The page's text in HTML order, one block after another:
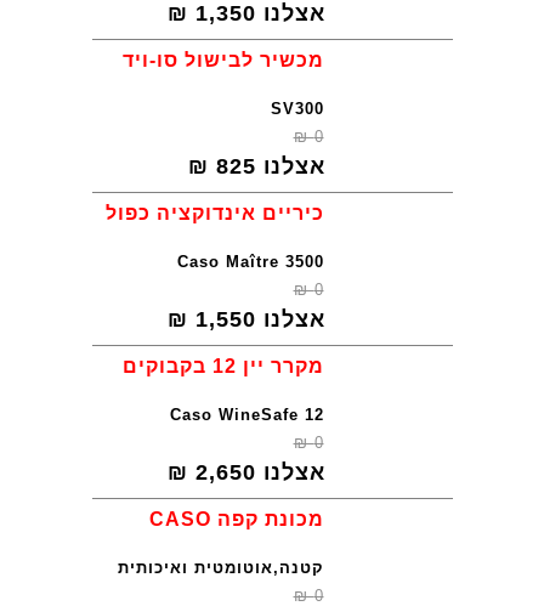
אצלנו 1,350
₪
מכשיר לבישול סו-ויד
SV300
0
₪
אצלנו 825
₪
כיריים אינדוקציה כפול
Caso Maître 3500
0
₪
אצלנו 1,550
₪
מקרר יין 12 בקבוקים
Caso WineSafe 12
0
₪
אצלנו 2,650
₪
מכונת קפה CASO
קטנה,אוטומטית ואיכותית
0
₪